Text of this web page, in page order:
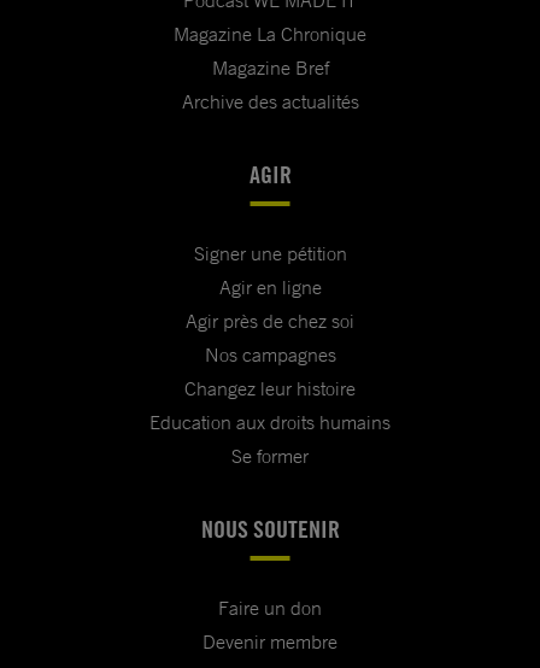
Magazine La Chronique
Magazine Bref
Archive des actualités
AGIR
Signer une pétition
Agir en ligne
Agir près de chez soi
Nos campagnes
Changez leur histoire
Education aux droits humains
Se former
NOUS SOUTENIR
Faire un don
Devenir membre